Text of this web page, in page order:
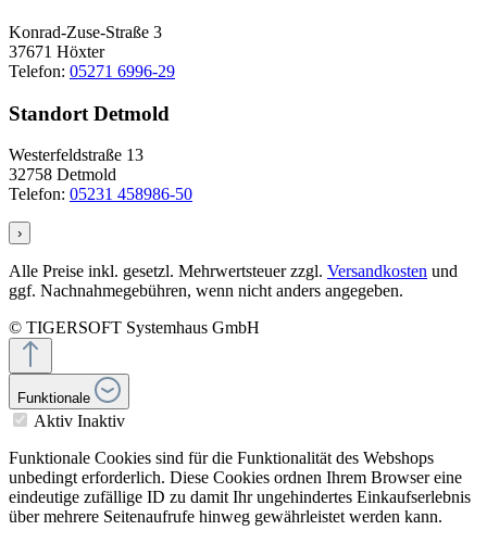
Konrad-Zuse-Straße 3
37671 Höxter
Telefon: 05271 6996-29
Standort Detmold
Westerfeldstraße 13
32758 Detmold
Telefon: 05231 458986-50
›
Alle Preise inkl. gesetzl. Mehrwertsteuer zzgl. Versandkosten und
ggf. Nachnahmegebühren, wenn nicht anders angegeben.
© TIGERSOFT Systemhaus GmbH
Funktionale
Aktiv Inaktiv
Funktionale Cookies sind für die Funktionalität des Webshops
unbedingt erforderlich. Diese Cookies ordnen Ihrem Browser eine
eindeutige zufällige ID zu damit Ihr ungehindertes Einkaufserlebnis
über mehrere Seitenaufrufe hinweg gewährleistet werden kann.